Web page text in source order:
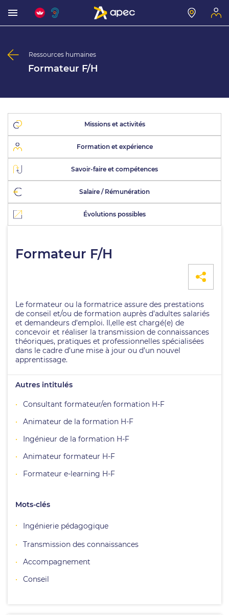
Ressources humaines
Formateur F/H
Missions et activités
Formation et expérience
Savoir-faire et compétences
Salaire / Rémunération
Évolutions possibles
Formateur F/H
Le formateur ou la formatrice assure des prestations
de conseil et/ou de formation auprès d’adultes salariés
et demandeurs d’emploi. Il,elle est chargé(e) de
concevoir et réaliser la transmission de connaissances
théoriques, pratiques et professionnelles spécialisées
dans le cadre d’une mise à jour ou d’un nouvel
apprentissage.
Autres intitulés
Consultant formateur/en formation H-F
Animateur de la formation H-F
Ingénieur de la formation H-F
Animateur formateur H-F
Formateur e-learning H-F
Mots-clés
Ingénierie pédagogique
Transmission des connaissances
Accompagnement
Conseil